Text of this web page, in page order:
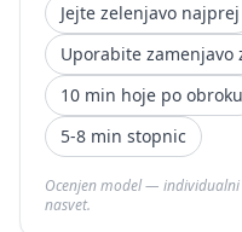
Jejte zelenjavo najprej
Uporabite zamenjavo
10 min hoje po obroku
5-8 min stopnic
Ocenjen model —
nasvet.